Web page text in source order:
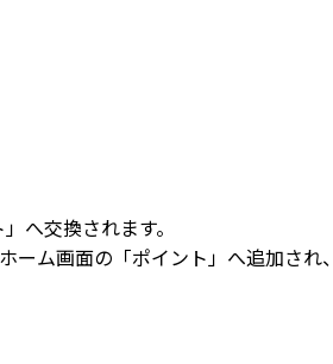
へ交換されます。
ーム画面の「ポイント」へ追加され